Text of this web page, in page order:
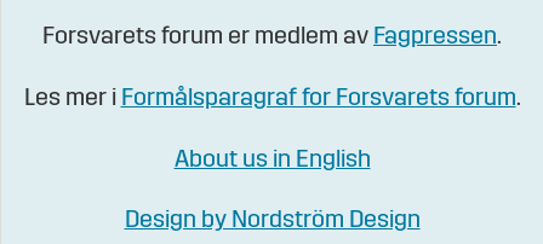
Forsvarets forum er medlem av Fagpressen.
Les mer i Formålsparagraf for Forsvarets forum.
About us in English
Design by Nordström Design